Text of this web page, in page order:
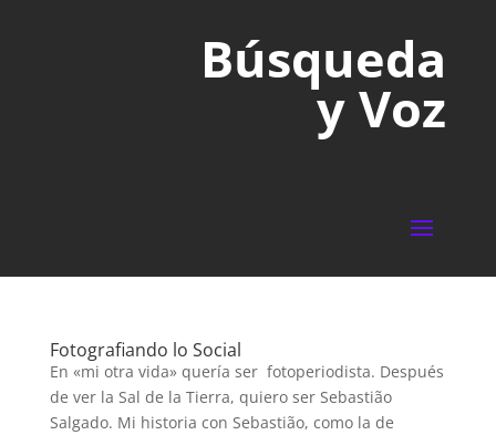
Búsqueda
y Voz
Fotografiando lo Social
En «mi otra vida» quería ser fotoperiodista. Después
de ver la Sal de la Tierra, quiero ser Sebastião
Salgado. Mi historia con Sebastião, como la de